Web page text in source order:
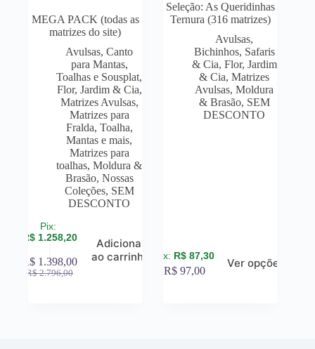
MEGA PACK (todas as
matrizes do site)
Avulsas,Canto
para Mantas,
Toalhas e Sousplat,
Flor, Jardim & Cia,
Matrizes Avulsas,
Matrizes para
Fralda, Toalha,
Mantas e mais,
Matrizes para
toalhas,Moldura &
Brasão, Nossas
Coleções, SEM
DESCONTO
R$1.258,20
R$2.796,00
R$ 1.398,00
Adicionar
ao carrinho
Seleção: As Queridinhas
Ternura (316 matrizes)
Avulsas,
Bichinhos, Safaris
& Cia, Flor, Jardim
& Cia,Matrizes
Avulsas,Moldura
& Brasão, SEM
DESCONTO
R$ 87,30
R$ 97,00
Ver opções